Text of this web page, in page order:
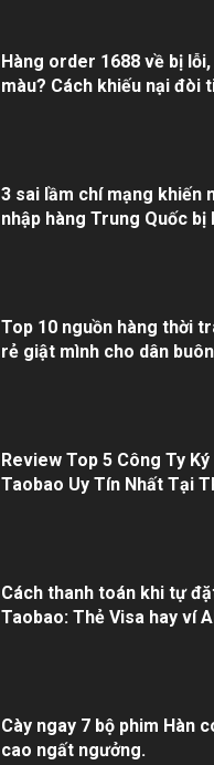
Hàng order 1688 về bị
màu? Cách khiếu nại đòi
3 sai lầm chí mạng khiến
nhập hàng Trung Quốc bị
Top 10 nguồn hàng thời
rẻ giật mình cho dân
Review Top 5 Công Ty Ký
Taobao Uy Tín Nhất Tại
Cách thanh toán khi tự
Taobao: Thẻ Visa hay ví
Cày ngay 7 bộ phim Hàn
cao ngất ngưởng.